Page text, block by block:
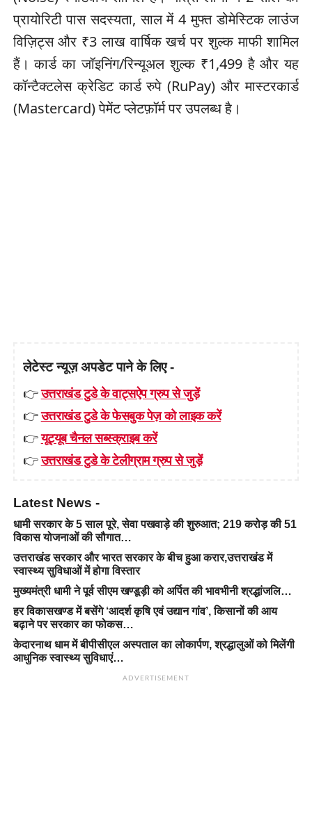
प्रायोरिटी पास सदस्यता, साल में 4 मुफ्त डोमेस्टिक लाउंज
विज़िट्स और ₹3 लाख वार्षिक खर्च पर शुल्क माफी शामिल
हैं। कार्ड का जॉइनिंग/रिन्यूअल शुल्क ₹1,499 है और यह
कॉन्टैक्टलेस क्रेडिट कार्ड रुपे (RuPay) और मास्टरकार्ड
(Mastercard) पेमेंट प्लेटफ़ॉर्म पर उपलब्ध है।
लेटेस्ट न्यूज़ अपडेट पाने के लिए -
👉उत्तराखंड टुडे के वाट्सऐप ग्रुप से जुड़ें
👉उत्तराखंड टुडे के फेसबुक पेज़ को लाइक करें
👉यूट्यूब चैनल सब्स्क्राइब करें
👉उत्तराखंड टुडे के टेलीग्राम ग्रुप से जुड़ें
Latest News -
धामी सरकार के 5 साल पूरे, सेवा पखवाड़े की शुरुआत; 219 करोड़ की 51
विकास योजनाओं की सौगात…
उत्तराखंड सरकार और भारत सरकार के बीच हुआ करार,उत्तराखंड में
स्वास्थ्य सुविधाओं में होगा विस्तार
मुख्यमंत्री धामी ने पूर्व सीएम खण्डूड़ी को अर्पित की भावभीनी श्रद्धांजलि…
हर विकासखण्ड में बसेंगे ‘आदर्श कृषि एवं उद्यान गांव’, किसानों की आय
बढ़ाने पर सरकार का फोकस…
केदारनाथ धाम में बीपीसीएल अस्पताल का लोकार्पण, श्रद्धालुओं को मिलेंगी
आधुनिक स्वास्थ्य सुविधाएं…
ADVERTISEMENT